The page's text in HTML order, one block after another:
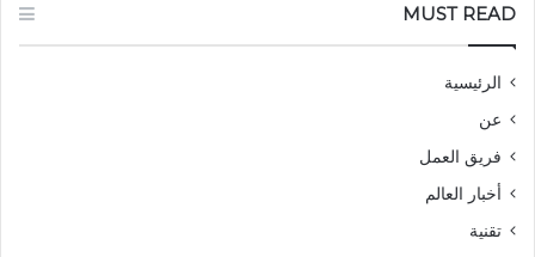
MUST READ
الرئيسية
عن
فريق العمل
أخبار العالم
تقنية